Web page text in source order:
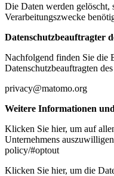
Die Daten werden gelöscht,
Verarbeitungszwecke
Datenschutzbeauftragter
Nachfolgend finden Sie die
Datenschutzbeauftragten
privacy@matomo.org
Weitere Informationen
Klicken Sie hier, um auf
Unternehmens
policy/#optout
Klicken Sie hier, um die